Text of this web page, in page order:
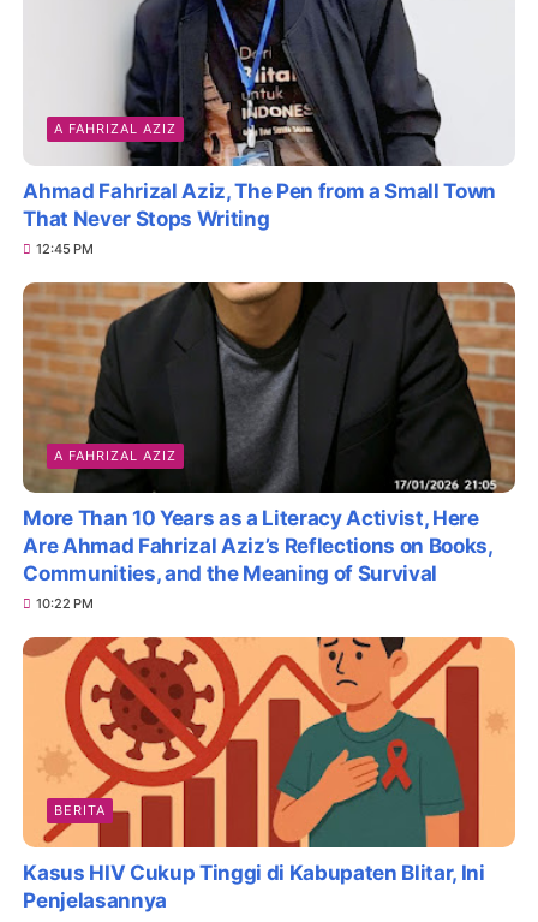
A FAHRIZAL AZIZ
Ahmad Fahrizal Aziz, The Pen from a Small Town
That Never Stops Writing
12:45 PM
A FAHRIZAL AZIZ
More Than 10 Years as a Literacy Activist, Here
Are Ahmad Fahrizal Aziz’s Reflections on Books,
Communities, and the Meaning of Survival
10:22 PM
BERITA
Kasus HIV Cukup Tinggi di Kabupaten Blitar, Ini
Penjelasannya